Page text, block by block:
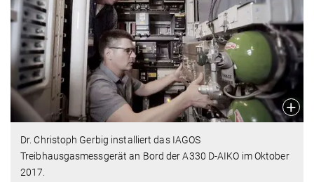
Dr. Christoph Gerbig installiert das IAGOS
Treibhausgasmessgerät an Bord der A330 D-AIKO im Oktober
2017.